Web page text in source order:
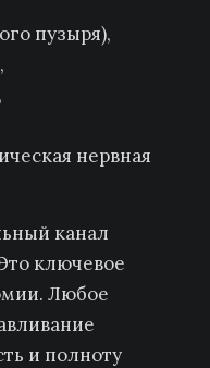
пузыря),
нервная
канал
ключевое
Любое
и полноту